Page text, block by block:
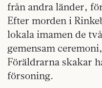
från andra länder,
Efter morden i
lokala imamen de
gemensam
Föräldrarna skakar
försoning.